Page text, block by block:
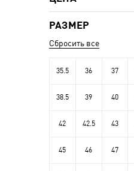
РАЗМЕР
Сбросить все
35.5 36 37
38.5 39 40
42 42.5 43
45 46 47